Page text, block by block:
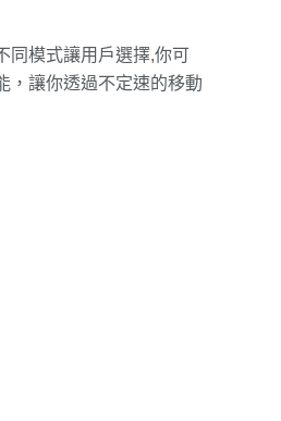
同模式讓用戶選擇,你可
，讓你透過不定速的移動